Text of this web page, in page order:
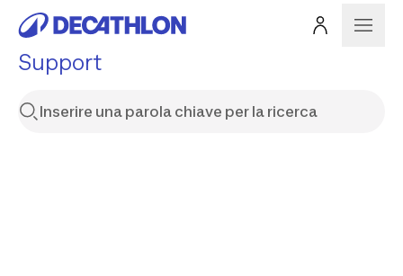
Support